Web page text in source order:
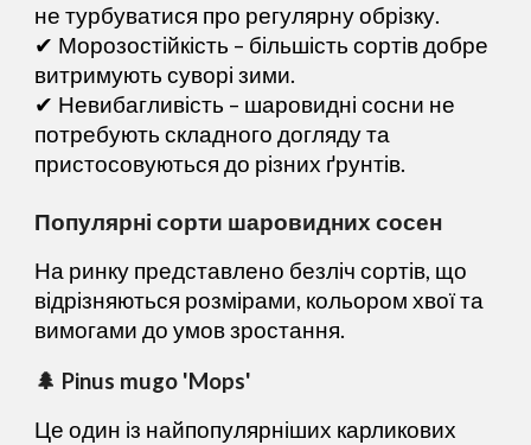
не турбуватися про регулярну обрізку.
✔ Морозостійкість – більшість сортів добре
витримують суворі зими.
✔ Невибагливість – шаровидні сосни не
потребують складного догляду та
пристосовуються до різних ґрунтів.
Популярні сорти шаровидних сосен
На ринку представлено безліч сортів, що
відрізняються розмірами, кольором хвої та
вимогами до умов зростання.
🌲 Pinus mugo 'Mops'
Це один із найпопулярніших карликових